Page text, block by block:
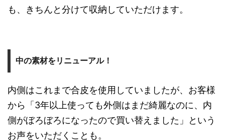
も、きちんと分けて収納していただけます。
中の素材をリニューアル！
内側はこれまで合皮を使用していましたが、お客様
から「3年以上使っても外側はまだ綺麗なのに、内
側がぼろぼろになったので買い替えました」という
お声をいただくことも。